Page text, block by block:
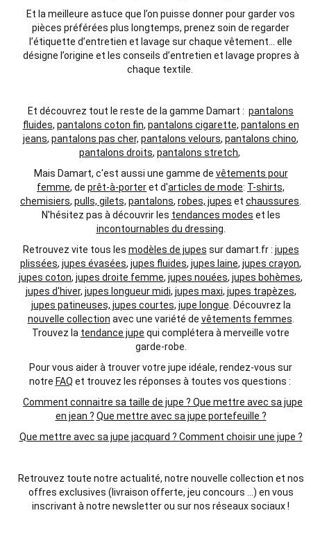
Et la meilleure astuce que l’on puisse donner pour garder vos
pièces préférées plus longtemps, prenez soin de regarder
l’étiquette d’entretien et lavage sur chaque vêtement… elle
désigne l’origine et les conseils d’entretien et lavage propres à
chaque textile.
Et découvrez tout le reste de la gamme Damart : pantalons
fluides, pantalons coton fin, pantalons cigarette, pantalons en
jeans, pantalons pas cher, pantalons velours, pantalons chino,
pantalons droits, pantalons stretch,
Mais Damart, c'est aussi une gamme de vêtements pour
femme, de prêt-à-porteret d'articles de mode: T-shirts,
chemisiers, pulls, gilets, pantalons, robes, jupes et chaussures
N'hésitez pas à découvrir les tendances modes et les
incontournables du dressing
Retrouvez vite tous les modèles de jupes sur damart.fr : jupes
plissées, jupes évasées, jupes fluides, jupes laine, jupes crayon,
jupes coton, jupes droite femme, jupes nouées, jupes bohèmes,
jupes d'hiver, jupes longueur midi, jupes maxi, jupes trapèzes,
jupes patineuses, jupes courtes, jupe longue . Découvrez la
nouvelle collection avec une variété de vêtements femmes
Trouvez la tendance jupe qui complétera à merveille votre
garde-robe.
Pour vous aider à trouver votre jupe idéale, rendez-vous sur
notre FAQ et trouvez les réponses à toutes vos questions :
Comment connaitre sa taille de jupe ? Que mettre avec sa jupe
en jean ? Que mettre avec sa jupe portefeuille ?
Que mettre avec sa jupe jacquard ? Comment choisir une jupe ?
Retrouvez toute notre actualité, notre nouvelle collection et nos
offres exclusives (livraison offerte, jeu concours ...) en vous
inscrivant à notre newsletter ou sur nos réseaux sociaux !